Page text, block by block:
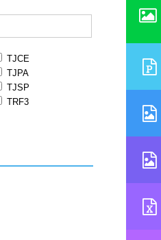
TJCE
TJPA
TJSP
TRF3